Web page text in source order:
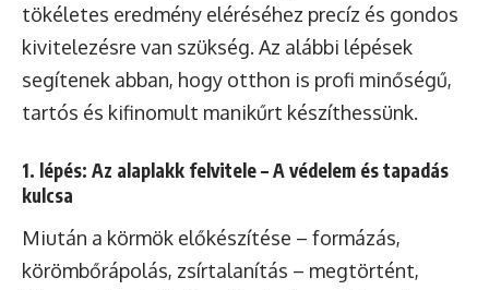
tökéletes eredmény eléréséhez precíz és gondos
kivitelezésre van szükség. Az alábbi lépések
segítenek abban, hogy otthon is profi minőségű,
tartós és kifinomult manikűrt készíthessünk.
1. lépés: Az alaplakk felvitele – A védelem és tapadás
kulcsa
Miután a körmök előkészítése – formázás,
körömbőrápolás, zsírtalanítás – megtörtént,